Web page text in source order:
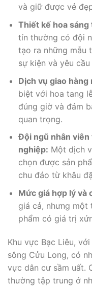
và giữ được vẻ
Thiết kế hoa sáng
tín thường có đội
tạo ra những mẫu
sự kiện và yêu
Dịch vụ giao hàng
biệt với hoa tang
đúng giờ và đảm
quan trọng.
Đội ngũ nhân viên
nghiệp: Một dịch
chọn được sản
chu đáo từ khâu
Mức giá hợp lý và
giá cả, nhưng một
phẩm có giá trị
Khu vực Bạc Liêu,
sông Cửu Long, có
vực dân cư sầm uất.
thường tập trung ở